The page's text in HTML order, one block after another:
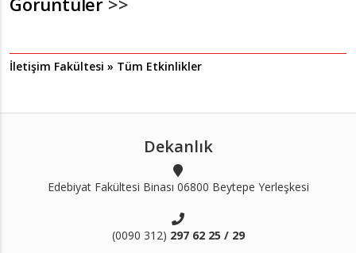
İletişim Fakültesi » Tüm Etkinlikler
Dekanlık
Edebiyat Fakültesi Binası 06800 Beytepe Yerleşkesi
(0090 312) 297 62 25 / 29